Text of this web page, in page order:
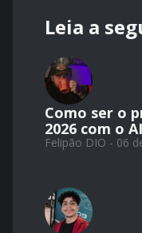
Leia a
Como ser o
2026 com o
Felipão DIO - 06